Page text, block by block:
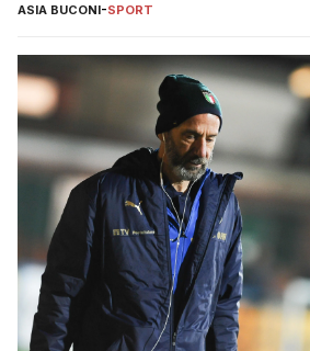
ASIA BUCONI-SPORT